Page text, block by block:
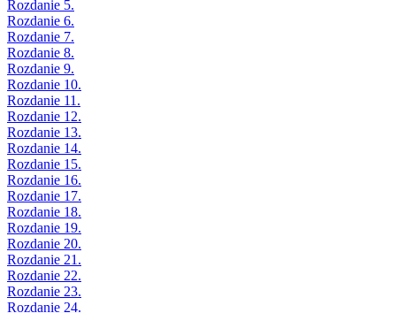
Rozdanie 5.
Rozdanie 6.
Rozdanie 7.
Rozdanie 8.
Rozdanie 9.
Rozdanie 10.
Rozdanie 11.
Rozdanie 12.
Rozdanie 13.
Rozdanie 14.
Rozdanie 15.
Rozdanie 16.
Rozdanie 17.
Rozdanie 18.
Rozdanie 19.
Rozdanie 20.
Rozdanie 21.
Rozdanie 22.
Rozdanie 23.
Rozdanie 24.